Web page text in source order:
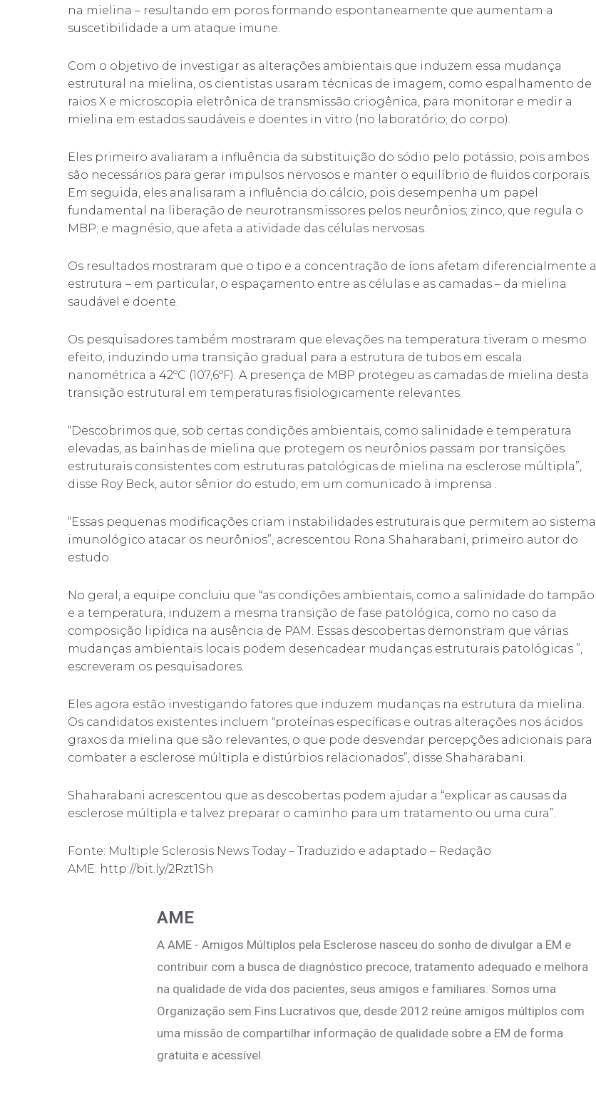
na mielina – resultando em poros formando espontaneamente que aumentam a
suscetibilidade a um ataque imune.
Com o objetivo de investigar as alterações ambientais que induzem essa mudança
estrutural na mielina, os cientistas usaram técnicas de imagem, como espalhamento de
raios X e microscopia eletrônica de transmissão criogênica, para monitorar e medir a
mielina em estados saudáveis ​​e doentes in vitro (no laboratório; do corpo).
Eles primeiro avaliaram a influência da substituição do sódio pelo potássio, pois ambos
são necessários para gerar impulsos nervosos e manter o equilíbrio de fluidos corporais.
Em seguida, eles analisaram a influência do cálcio, pois desempenha um papel
fundamental na liberação de neurotransmissores pelos neurônios; zinco, que regula o
MBP; e magnésio, que afeta a atividade das células nervosas.
Os resultados mostraram que o tipo e a concentração de íons afetam diferencialmente a
estrutura – em particular, o espaçamento entre as células e as camadas – da mielina
saudável e doente.
Os pesquisadores também mostraram que elevações na temperatura tiveram o mesmo
efeito, induzindo uma transição gradual para a estrutura de tubos em escala
nanométrica a 42ºC (107,6ºF). A presença de MBP protegeu as camadas de mielina desta
transição estrutural em temperaturas fisiologicamente relevantes.
“Descobrimos que, sob certas condições ambientais, como salinidade e temperatura
elevadas, as bainhas de mielina que protegem os neurônios passam por transições
estruturais consistentes com estruturas patológicas de mielina na esclerose múltipla”,
disse Roy Beck, autor sênior do estudo, em um comunicado à imprensa .
“Essas pequenas modificações criam instabilidades estruturais que permitem ao sistema
imunológico atacar os neurônios”, acrescentou Rona Shaharabani, primeiro autor do
estudo.
No geral, a equipe concluiu que “as condições ambientais, como a salinidade do tampão
e a temperatura, induzem a mesma transição de fase patológica, como no caso da
composição lipídica na ausência de PAM. Essas descobertas demonstram que várias
mudanças ambientais locais podem desencadear mudanças estruturais patológicas ”,
escreveram os pesquisadores.
Eles agora estão investigando fatores que induzem mudanças na estrutura da mielina.
Os candidatos existentes incluem “proteínas específicas e outras alterações nos ácidos
graxos da mielina que são relevantes, o que pode desvendar percepções adicionais para
combater a esclerose múltipla e distúrbios relacionados”, disse Shaharabani.
Shaharabani acrescentou que as descobertas podem ajudar a “explicar as causas da
esclerose múltipla e talvez preparar o caminho para um tratamento ou uma cura”.
Fonte: Multiple Sclerosis News Today – Traduzido e adaptado – Redação
AME: http://bit.ly/2Rzt1Sh
AME
A AME - Amigos Múltiplos pela Esclerose nasceu do sonho de divulgar a EM e
contribuir com a busca de diagnóstico precoce, tratamento adequado e melhora
na qualidade de vida dos pacientes, seus amigos e familiares. Somos uma
Organização sem Fins Lucrativos que, desde 2012 reúne amigos múltiplos com
uma missão de compartilhar informação de qualidade sobre a EM de forma
gratuita e acessível.